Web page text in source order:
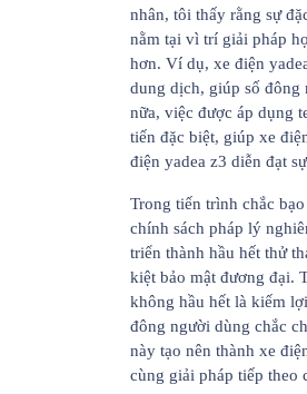
nhân, tôi thấy rằng sự
nằm tại vì trí giải pháp
hơn. Ví dụ, xe điện
dung dịch, giúp số đông
nữa, việc được áp dụng
tiến đặc biệt, giúp xe
điện yadea z3 diễn đạt
Trong tiến trình chắc
chính sách pháp lý
triển thành hầu hết thử
kiệt bảo mật đương đại.
không hầu hết là kiếm
đông người dùng chắc
này tạo nên thành xe
cùng giải pháp tiếp theo